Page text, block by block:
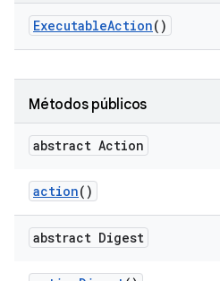
ExecutableAction()
Métodos públicos
abstract Action
action()
abstract Digest